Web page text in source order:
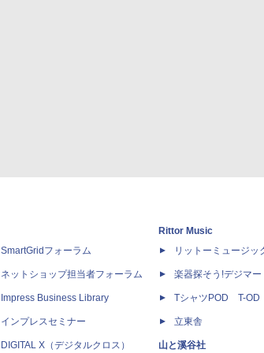
SmartGridフォーラム
ネットショップ担当者フォーラム
Impress Business Library
インプレスセミナー
DIGITAL X（デジタルクロス）
Rittor Music
リットーミュージッ
楽器探そう!デジマー
TシャツPOD T-OD
立東舎
山と溪谷社